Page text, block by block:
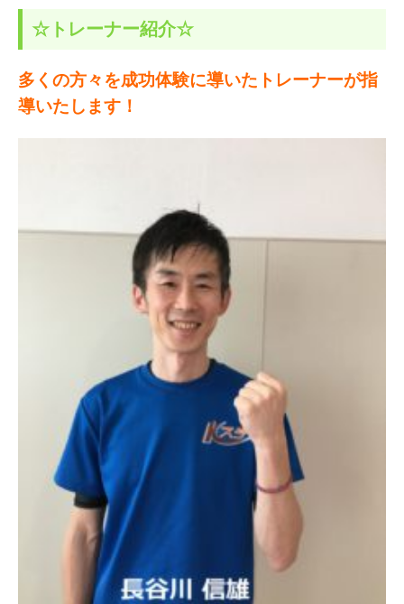
☆トレーナー紹介☆
多くの方々を成功体験に導いたトレーナーが指
導いたします！